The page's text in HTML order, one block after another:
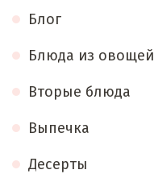
Блог
Блюда из овощей
Вторые блюда
Выпечка
Десерты